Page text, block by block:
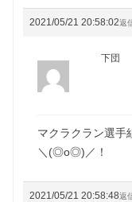
2021/05/21 20:58:02返
下団
マクラクラン選
＼(◎o◎)／！
2021/05/21 20:58:48返